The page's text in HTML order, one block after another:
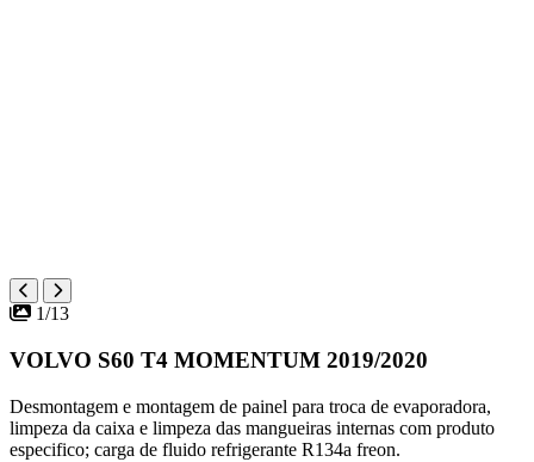
1/13
VOLVO S60 T4 MOMENTUM 2019/2020
Desmontagem e montagem de painel para troca de evaporadora,
limpeza da caixa e limpeza das mangueiras internas com produto
especifico; carga de fluido refrigerante R134a freon.